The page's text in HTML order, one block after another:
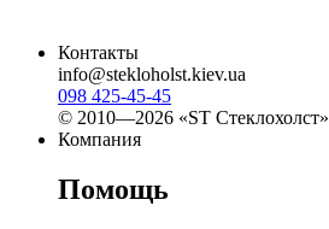
Контакты
info@stekloholst.kiev.ua
098 425-45-45
© 2010—2026 «ST Стеклохолст»
Компания
Помощь